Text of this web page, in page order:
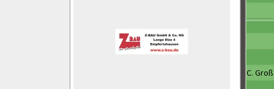
C. Groß